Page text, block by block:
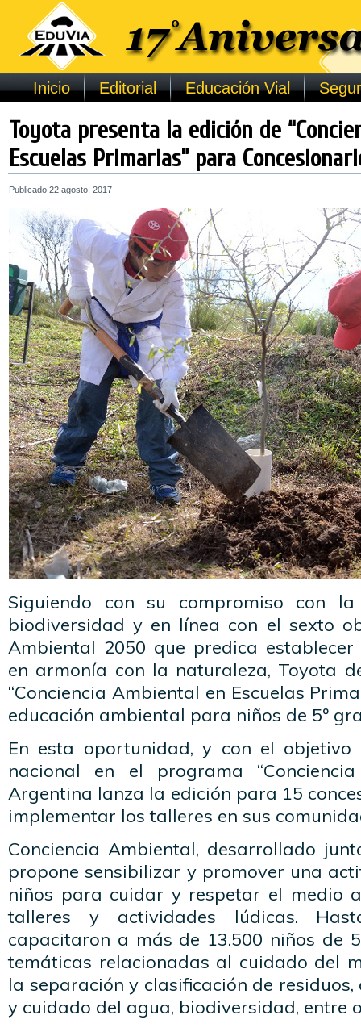
Inicio Editorial Educación Vial
Toyota presenta la edición de
Escuelas Primarias” para
Publicado 22 agosto, 2017
Siguiendo con su compromiso con
biodiversidad y en línea con el sexto
Ambiental 2050 que predica
en armonía con la naturaleza, Toyota
“Conciencia Ambiental en Escuelas
educación ambiental para niños de 5º
En esta oportunidad, y con el
nacional en el programa
Argentina lanza la edición para 15
implementar los talleres en sus
Conciencia Ambiental, desarrollado
propone sensibilizar y promover una
niños para cuidar y respetar el medio
talleres y actividades lúdicas.
capacitaron a más de 13.500 niños de
temáticas relacionadas al cuidado del
la separación y clasificación de
y cuidado del agua, biodiversidad, entre